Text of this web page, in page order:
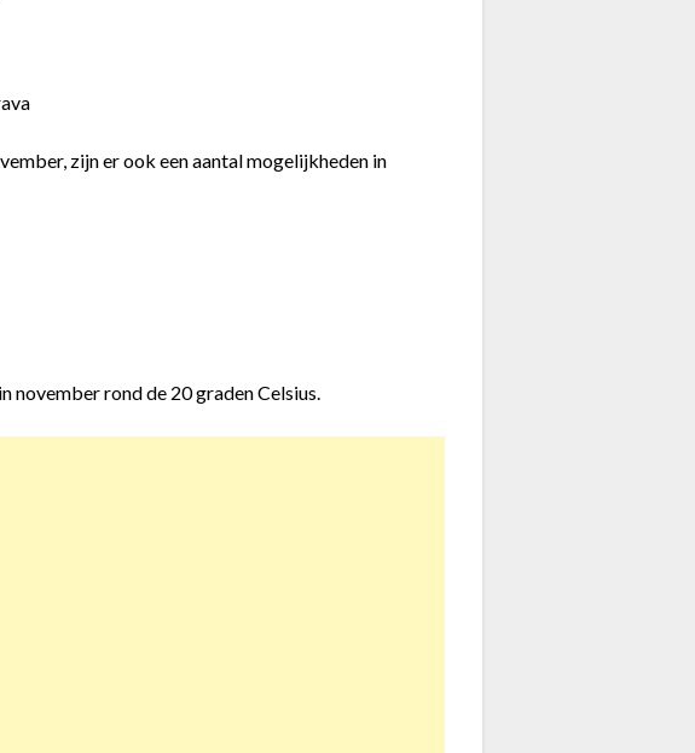
zijn er ook een aantal mogelijkheden in
november rond de 20 graden Celsius.